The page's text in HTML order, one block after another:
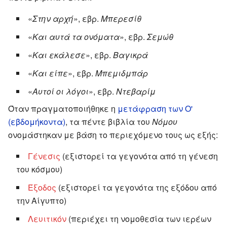
«Στην αρχή», εβρ. Μπερεσίθ
«Και αυτά τα ονόματα», εβρ. Σεμώθ
«Και εκάλεσε», εβρ. Βαγικρά
«Και είπε», εβρ. Μπεμιδμπάρ
«Αυτοί οι λόγοι», εβρ. Ντεβαρίμ
Όταν πραγματοποιήθηκε η μετάφραση των Ο'
(εβδομήκοντα), τα πέντε βιβλία του Νόμου
ονομάστηκαν με βάση το περιεχόμενο τους ως εξής:
Γένεσις (εξιστορεί τα γεγονότα από τη γένεση
του κόσμου)
Έξοδος (εξιστορεί τα γεγονότα της εξόδου από
την Αίγυπτο)
Λευιτικόν (περιέχει τη νομοθεσία των ιερέων